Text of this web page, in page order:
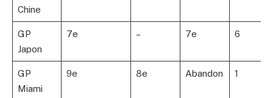
Chine
GP
Japon
7e – 7e 6
GP
Miami
9e 8e Abandon 1